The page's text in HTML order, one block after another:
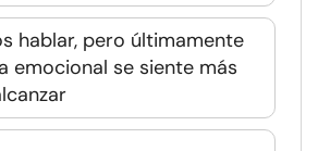
hablar, pero últimamente
emocional se siente más